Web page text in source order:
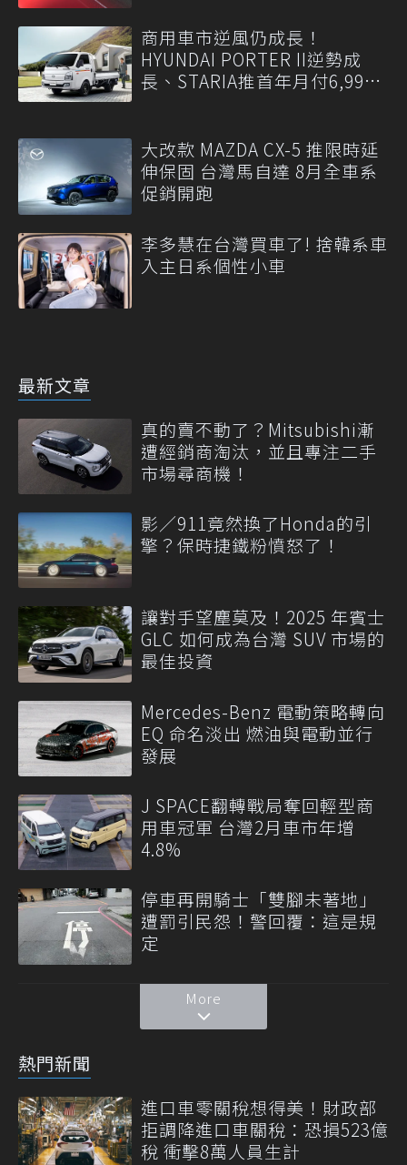
商用車市逆風仍成長！
HYUNDAI PORTER II逆勢成
長、STARIA推首年月付6,999
大改款 MAZDA CX-5 推限時延
伸保固 台灣馬自達 8月全車系
促銷開跑
李多慧在台灣買車了! 捨韓系車
入主日系個性小車
最新文章
真的賣不動了？Mitsubishi漸
遭經銷商淘汰，並且專注二手
市場尋商機！
影／911竟然換了Honda的引
擎？保時捷鐵粉憤怒了！
讓對手望塵莫及！2025 年賓士
GLC 如何成為台灣 SUV 市場的
最佳投資
Mercedes-Benz 電動策略轉向
EQ 命名淡出 燃油與電動並行
發展
J SPACE翻轉戰局奪回輕型商
用車冠軍 台灣2月車市年增
4.8%
停車再開騎士「雙腳未著地」
遭罰引民怨！警回覆：這是規
定
More
熱門新聞
進口車零關稅想得美！財政部
拒調降進口車關稅：恐損523億
稅 衝擊8萬人員生計